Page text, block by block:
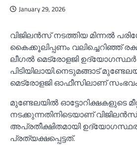
January 29, 2026
വിജിലൻസ് നടത്തിയ മിന്നല്‍
കൈക്കൂലിപ്പണം വലിച്ചെറിഞ്ഞ്
ലീഗല്‍ മെട്രോളജി ഉദ്യോഗസ്ഥർ
പിടിയിലായി.നെടുമങ്ങാട്
മെട്രോളജി ഓഫീസിലാണ്
മുണ്ടേലയില്‍ ഓട്ടോറിക്ഷകളുടെ
നടക്കുന്നതിനിടെയാണ്
അപ്രതീക്ഷിതമായി
പ്രത്യക്ഷപ്പെട്ടത്.